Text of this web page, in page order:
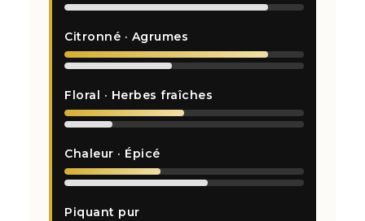
Citronné · Agrumes
Floral · Herbes fraîches
Chaleur · Épicé
Piquant pur